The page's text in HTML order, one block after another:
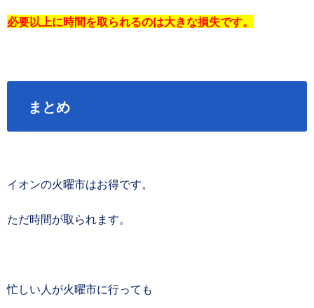
必要以上に時間を取られるのは大きな損失です。
まとめ
イオンの火曜市はお得です。
ただ時間が取られます。
忙しい人が火曜市に行っても